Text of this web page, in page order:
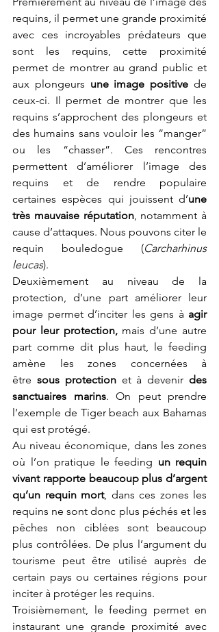
requins, il permet une grande proximité
avec ces incroyables prédateurs que
sont les requins, cette proximité
permet de montrer au grand public et
aux plongeurs une image positive de
ceux-ci. Il permet de montrer que les
requins s’approchent des plongeurs et
des humains sans vouloir les “manger”
ou les “chasser”. Ces rencontres
permettent d’améliorer l’image des
requins et de rendre populaire
certaines espèces qui jouissent d’une
très mauvaise réputation, notamment à
cause d’attaques. Nous pouvons citer le
requin bouledogue (Carcharhinus
leucas).
Deuxièmement au niveau de la
protection, d’une part améliorer leur
image permet d’inciter les gens à agir
pour leur protection, mais d’une autre
part comme dit plus haut, le feeding
amène les zones concernées à
être sous protection et à devenir des
sanctuaires marins. On peut prendre
l’exemple de Tiger beach aux Bahamas
qui est protégé.
Au niveau économique, dans les zones
où l’on pratique le feeding un requin
vivant rapporte beaucoup plus d’argent
qu’un requin mort, dans ces zones les
requins ne sont donc plus péchés et les
pêches non ciblées sont beaucoup
plus contrôlées. De plus l’argument du
tourisme peut être utilisé auprès de
certain pays ou certaines régions pour
inciter à protéger les requins.
Troisièmement, le feeding permet en
instaurant une grande proximité avec